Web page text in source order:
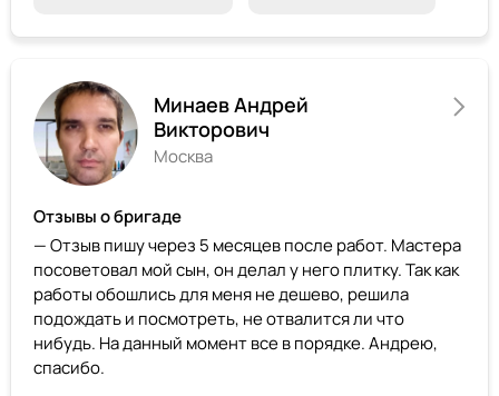
Минаев Андрей
Викторович
Москва
Отзывы о бригаде
— Отзыв пишу через 5 месяцев после работ. Мастера
посоветовал мой сын, он делал у него плитку. Так как
работы обошлись для меня не дешево, решила
подождать и посмотреть, не отвалится ли что
нибудь. На данный момент все в порядке. Андрею,
спасибо.